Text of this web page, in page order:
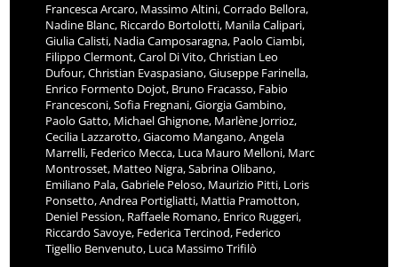
Francesca Arcaro, Massimo Altini, Corrado Bellora,
Nadine Blanc, Riccardo Bortolotti, Manila Calipari,
Giulia Calisti, Nadia Camposaragna, Paolo Ciambi,
Filippo Clermont, Carol Di Vito, Christian Leo
Dufour, Christian Evaspasiano, Giuseppe Farinella,
Enrico Formento Dojot, Bruno Fracasso, Fabio
Francesconi, Sofia Fregnani, Giorgia Gambino,
Paolo Gatto, Michael Ghignone, Marlène Jorrioz,
Cecilia Lazzarotto, Giacomo Mangano, Angela
Marrelli, Federico Mecca, Luca Mauro Melloni, Marc
Montrosset, Matteo Nigra, Sabrina Olibano,
Emiliano Pala, Gabriele Peloso, Maurizio Pitti, Loris
Ponsetto, Andrea Portigliatti, Mattia Pramotton,
Deniel Pession, Raffaele Romano, Enrico Ruggeri,
Riccardo Savoye, Federica Tercinod, Federico
Tigellio Benvenuto, Luca Massimo Trifilò